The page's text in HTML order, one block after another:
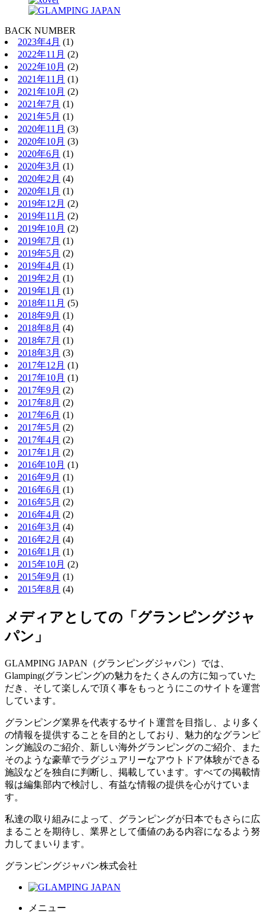
BACK NUMBER
2023年4月 (1)
2022年11月 (2)
2022年10月 (2)
2021年11月 (1)
2021年10月 (2)
2021年7月 (1)
2021年5月 (1)
2020年11月 (3)
2020年10月 (3)
2020年6月 (1)
2020年3月 (1)
2020年2月 (4)
2020年1月 (1)
2019年12月 (2)
2019年11月 (2)
2019年10月 (2)
2019年7月 (1)
2019年5月 (2)
2019年4月 (1)
2019年2月 (1)
2019年1月 (1)
2018年11月 (5)
2018年9月 (1)
2018年8月 (4)
2018年7月 (1)
2018年3月 (3)
2017年12月 (1)
2017年10月 (1)
2017年9月 (2)
2017年8月 (2)
2017年6月 (1)
2017年5月 (2)
2017年4月 (2)
2017年1月 (2)
2016年10月 (1)
2016年9月 (1)
2016年6月 (1)
2016年5月 (2)
2016年4月 (2)
2016年3月 (4)
2016年2月 (4)
2016年1月 (1)
2015年10月 (2)
2015年9月 (1)
2015年8月 (4)
メディアとしての「グランピングジャ
パン」
GLAMPING JAPAN（グランピングジャパン）では、
Glamping(グランピング)の魅力をたくさんの方に知っていた
だき、そして楽しんで頂く事をもっとうにこのサイトを運営
しています。
グランピング業界を代表するサイト運営を目指し、より多く
の情報を提供することを目的としており、魅力的なグランピ
ング施設のご紹介、新しい海外グランピングのご紹介、また
そのような豪華でラグジュアリーなアウトドア体験ができる
施設などを独自に判断し、掲載しています。すべての掲載情
報は編集部内で検討し、有益な情報の提供を心がけていま
す。
私達の取り組みによって、グランピングが日本でもさらに広
まることを期待し、業界として価値のある内容になるよう努
力してまいります。
グランピングジャパン株式会社
メニュー